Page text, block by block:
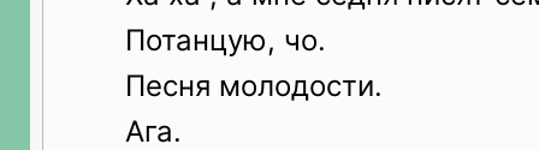
Потанцую, чо.
Песня молодости.
Ага.